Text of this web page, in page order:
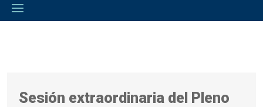
Sesión extraordinaria del Pleno